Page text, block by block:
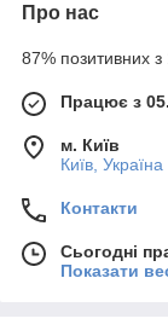
Про нас
87% позитивних з
Працює з
м. Київ
Київ, Україна
Контакти
Сьогодні
Показати